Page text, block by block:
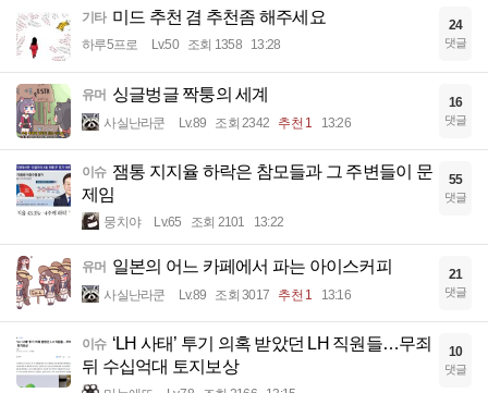
기타 미드 추천 겸 추천좀 해주세요
하루5프로 Lv.50 조회 1358 13:28
24
댓글
유머 싱글벙글 짝퉁의 세계
사실난라쿤 Lv.89 조회 2342 추천 1 13:26
16
댓글
이슈 잼통 지지율 하락은 참모들과 그 주변들이 문
제임
뭉치야 Lv.65 조회 2101 13:22
55
댓글
유머 일본의 어느 카페에서 파는 아이스커피
사실난라쿤 Lv.89 조회 3017 추천 1 13:16
21
댓글
이슈 ‘LH 사태’ 투기 의혹 받았던 LH 직원들…무죄
뒤 수십억대 토지보상
10
댓글